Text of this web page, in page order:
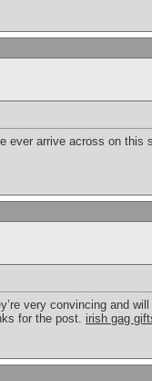
arrive across on this
very convincing and
for the post. irish gag